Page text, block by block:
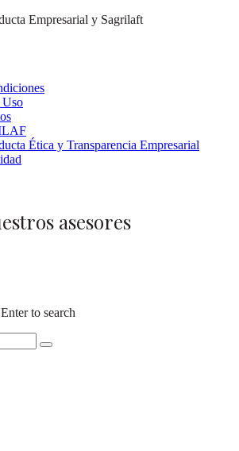
Empresarial y Sagrilaft
Uso
Ética y Transparencia Empresarial
asesores
to search